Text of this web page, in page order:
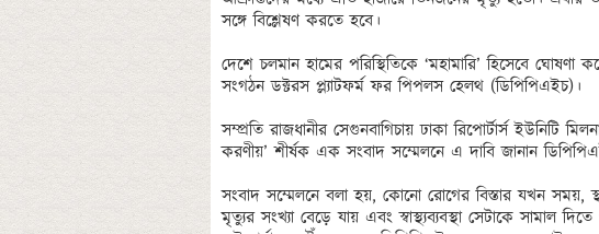
সঙ্গে বিশ্লেষণ করতে হবে।
দেশে চলমান হামের পরিস্থিতিকে ‘মহামারি’ হিসেবে
সংগঠন ডক্টরস প্ল্যাটফর্ম ফর পিপলস হেলথ (ডিপিপিএইচ)।
সম্প্রতি রাজধানীর সেগুনবাগিচায় ঢাকা রিপোর্টার্স ইউনিটি
করণীয়’ শীর্ষক এক সংবাদ সম্মেলনে এ দাবি জানান
সংবাদ সম্মেলনে বলা হয়, কোনো রোগের বিস্তার যখন সময়,
মৃত্যুর সংখ্যা বেড়ে যায় এবং স্বাস্থ্যব্যবস্থা সেটাকে সামাল